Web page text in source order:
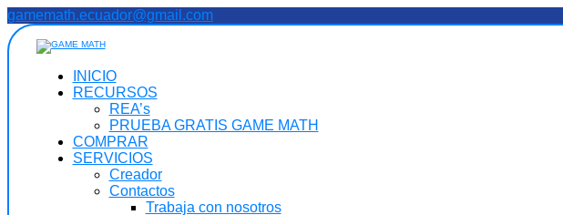
Saltar
al
contenido
gamemath.ecuador@gmail.com
INICIO
RECURSOS
REA’s
PRUEBA GRATIS GAME MATH
COMPRAR
SERVICIOS
Creador
Contactos
Trabaja con nosotros